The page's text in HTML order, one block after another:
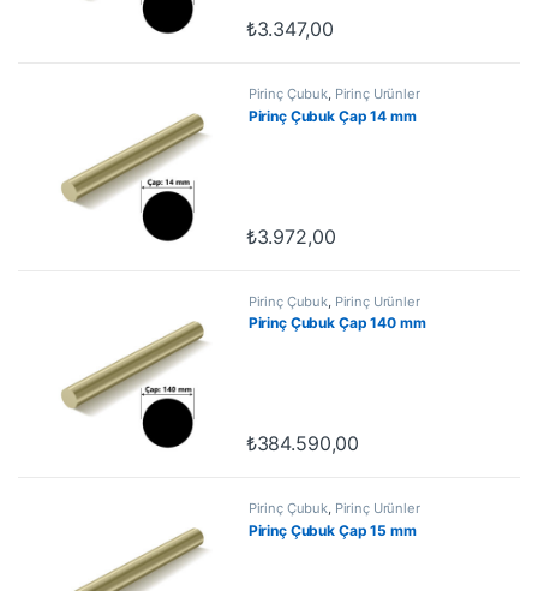
₺3.347,00
Pirinç Çubuk, Pirinç Ürünler
Pirinç Çubuk Çap 14 mm
₺3.972,00
Pirinç Çubuk, Pirinç Ürünler
Pirinç Çubuk Çap 140 mm
₺384.590,00
Pirinç Çubuk, Pirinç Ürünler
Pirinç Çubuk Çap 15 mm